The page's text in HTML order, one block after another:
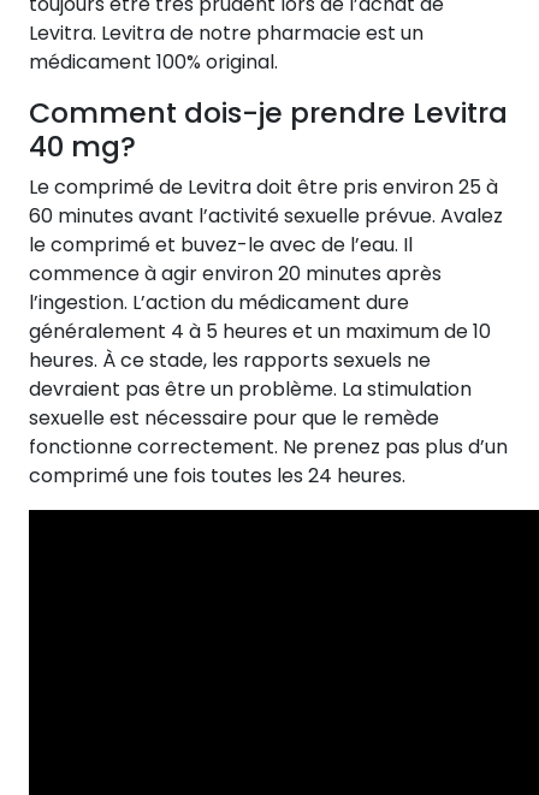
Levitra. Levitra de notre pharmacie est un
médicament 100% original.
Comment dois-je prendre Levitra
40 mg?
Le comprimé de Levitra doit être pris environ 25 à
60 minutes avant l’activité sexuelle prévue. Avalez
le comprimé et buvez-le avec de l’eau. Il
commence à agir environ 20 minutes après
l’ingestion. L’action du médicament dure
généralement 4 à 5 heures et un maximum de 10
heures. À ce stade, les rapports sexuels ne
devraient pas être un problème. La stimulation
sexuelle est nécessaire pour que le remède
fonctionne correctement. Ne prenez pas plus d’un
comprimé une fois toutes les 24 heures.